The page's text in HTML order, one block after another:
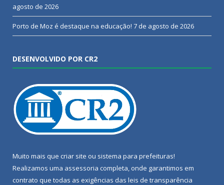
agosto de 2026
Porto de Moz é destaque na educação! 7 de agosto de 2026
DESENVOLVIDO POR CR2
Muito mais que criar site ou sistema para prefeituras!
Realizamos uma assessoria completa, onde garantimos em
contrato que todas as exigências das leis de transparência